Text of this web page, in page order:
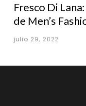
Fresco Di
de Men’s
julio 29, 2022